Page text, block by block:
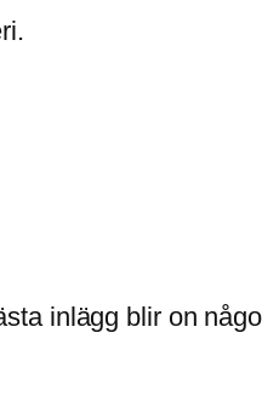
inlägg blir on